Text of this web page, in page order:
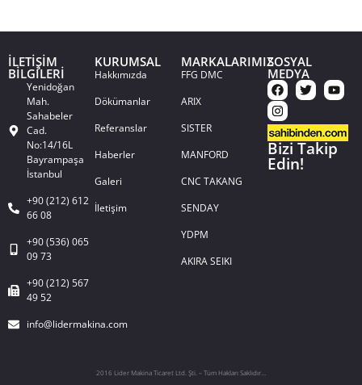
İLETİŞİM
BİLGİLERİ
Yenidoğan
Mah.
Sahabeler
Cad.
No:14/16L
Bayrampaşa
İstanbul
+90 (212) 612
66 08
+90 (536) 065
09 73
+90 (212) 567
49 52
info@lidermakina.com
KURUMSAL
Hakkımızda
Dökümanlar
Referanslar
Haberler
Galeri
İletişim
MARKALARIMIZ
FFG DMC
ARIX
SISTER
MANFORD
CNC TAKANG
SENDAY
YDPM
AKIRA SEIKI
SOSYAL
MEDYA
Bizi Takip
Edin!
2016 Lider Makina Ticaret Ltd. Şti. – Tüm Hakları Saklıdır…